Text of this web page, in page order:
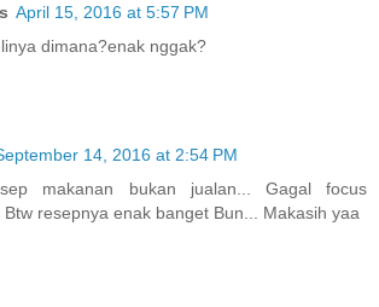
April 15, 2016 at 5:57 PM
dimana?enak nggak?
14, 2016 at 2:54 PM
makanan bukan jualan... Gagal focus
resepnya enak banget Bun... Makasih yaa